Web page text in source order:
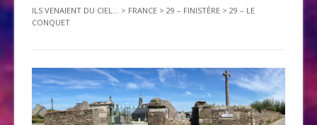
ILS VENAIENT DU CIEL... > FRANCE > 29 – FINISTÈRE > 29 – LE
CONQUET